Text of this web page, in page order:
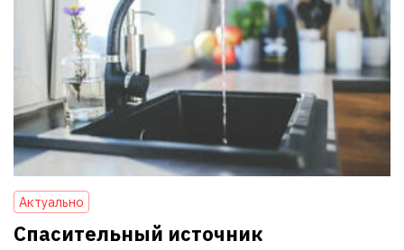
Актуально
Спасительный источник